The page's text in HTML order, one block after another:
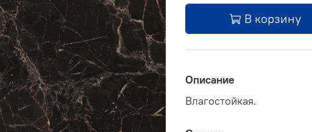
В корзину
Описание
Влагостойкая.